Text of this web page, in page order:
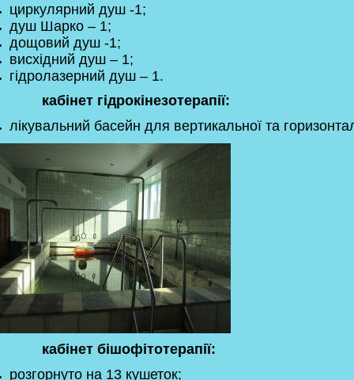
циркулярний душ -1;
душ Шарко – 1;
дощовий душ -1;
висхідний душ – 1;
гідролазерний душ – 1.
кабінет гідрокінезотерапії:
лікувальний басейн для вертикальної та
кабінет бішофітотерапії:
розгорнуто на 13 кушеток;